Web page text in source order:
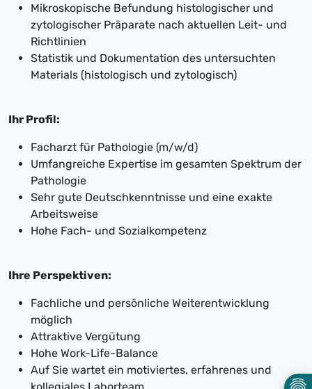
Mikroskopische Befundung histologischer und
zytologischer Präparate nach aktuellen Leit- und
Richtlinien
Statistik und Dokumentation des untersuchten
Materials (histologisch und zytologisch)
Ihr Profil:
Facharzt für Pathologie (m/w/d)
Umfangreiche Expertise im gesamten Spektrum der
Pathologie
Sehr gute Deutschkenntnisse und eine exakte
Arbeitsweise
Hohe Fach- und Sozialkompetenz
Ihre Perspektiven:
Fachliche und persönliche Weiterentwicklung
möglich
Attraktive Vergütung
Hohe Work-Life-Balance
Auf Sie wartet ein motiviertes, erfahrenes und